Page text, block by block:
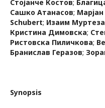
Стојанче Костов;
Сашко Атанасов;
Schubert; Изаим
Кристина Димовска;
Ристовска Пиличкова;
Бранислав Геразов;
Synopsis